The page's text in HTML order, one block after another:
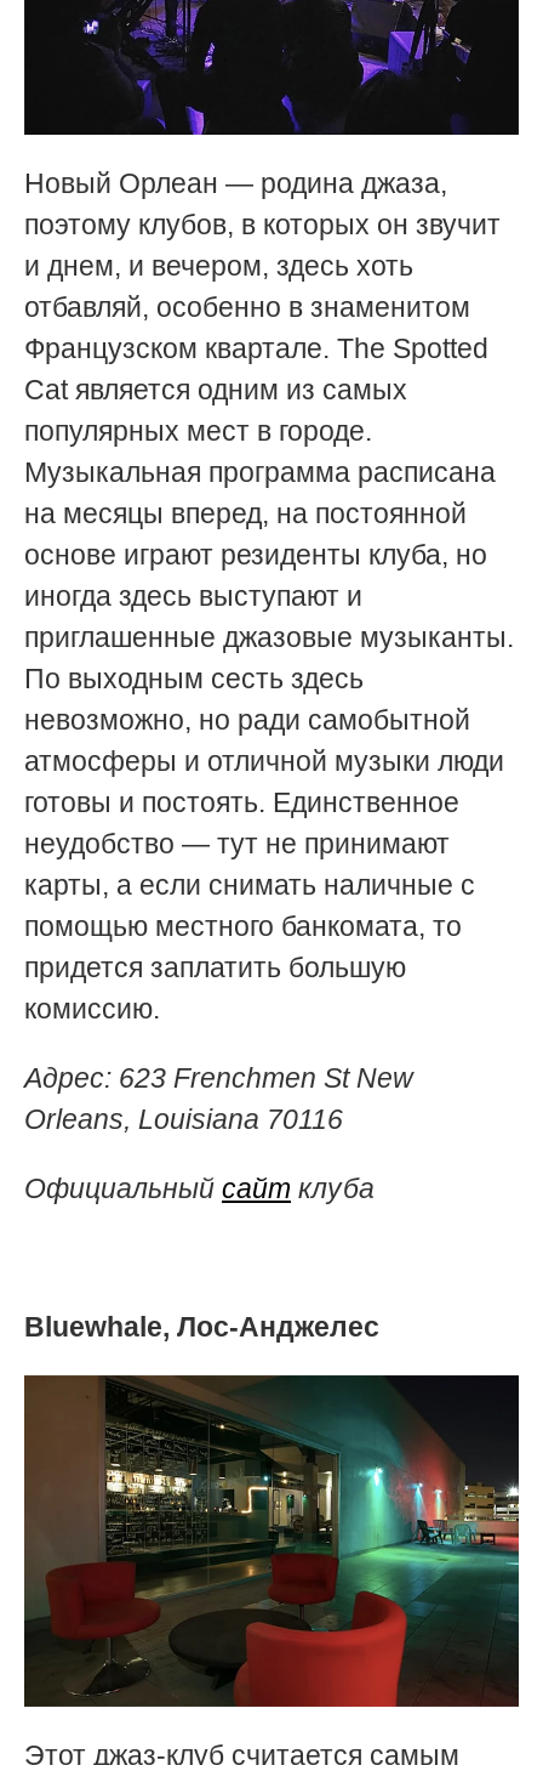
Новый Орлеан — родина джаза,
поэтому клубов, в которых он звучит
и днем, и вечером, здесь хоть
отбавляй, особенно в знаменитом
Французском квартале. The Spotted
Cat является одним из самых
популярных мест в городе.
Музыкальная программа расписана
на месяцы вперед, на постоянной
основе играют резиденты клуба, но
иногда здесь выступают и
приглашенные джазовые музыканты.
По выходным сесть здесь
невозможно, но ради самобытной
атмосферы и отличной музыки люди
готовы и постоять. Единственное
неудобство — тут не принимают
карты, а если снимать наличные с
помощью местного банкомата, то
придется заплатить большую
комиссию.
Адрес: 623 Frenchmen St New
Orleans, Louisiana 70116
Официальный сайт клуба
Bluewhale, Лос-Анджелес
Этот джаз-клуб считается самым